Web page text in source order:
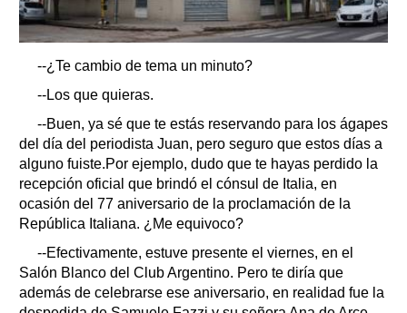
--¿Te cambio de tema un minuto?
--Los que quieras.
--Buen, ya sé que te estás reservando para los ágapes
del día del periodista Juan, pero seguro que estos días a
alguno fuiste.Por ejemplo, dudo que te hayas perdido la
recepción oficial que brindó el cónsul de Italia, en
ocasión del 77 aniversario de la proclamación de la
República Italiana. ¿Me equivoco?
--Efectivamente, estuve presente el viernes, en el
Salón Blanco del Club Argentino. Pero te diría que
además de celebrarse ese aniversario, en realidad fue la